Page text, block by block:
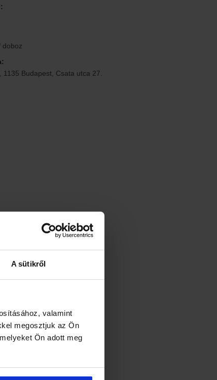
A sütikről
valamint
megosztjuk az Ön
Ön adott meg
doboz
1135 Budapest, Csata utca 27.